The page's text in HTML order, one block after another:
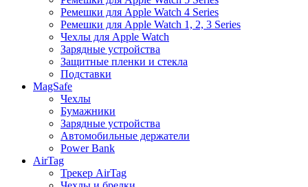
Ремешки для Apple Watch 4 Series
Ремешки для Apple Watch 1, 2, 3 Series
Чехлы для Apple Watch
Зарядные устройства
Защитные пленки и стекла
Подставки
MagSafe
Чехлы
Бумажники
Зарядные устройства
Автомобильные держатели
Power Bank
AirTag
Трекер AirTag